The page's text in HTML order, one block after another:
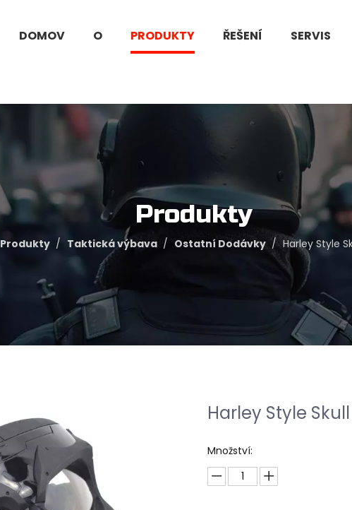
DOMOV O PRODUKTY ŘEŠENÍ SERVIS
Produkty
Produkty / Taktická výbava / Ostatní Dodávky / Harley Style
Harley Style
Množství: